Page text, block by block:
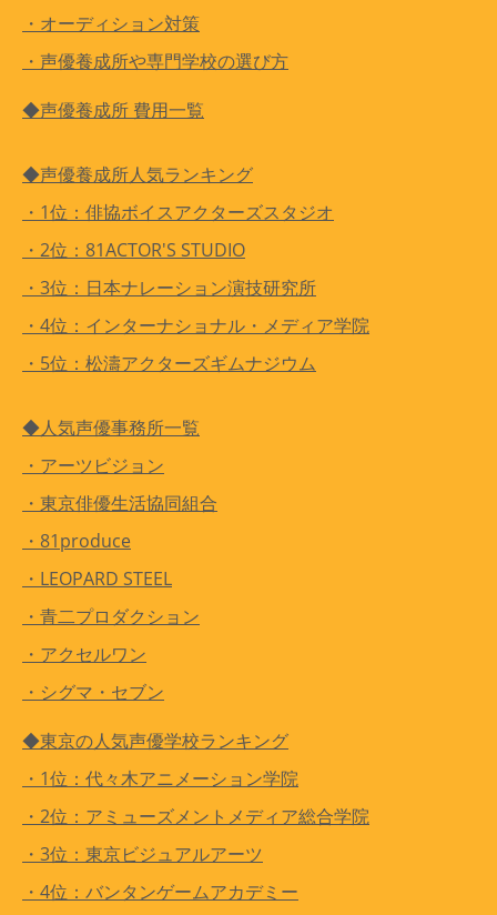
・オーディション対策
・声優養成所や専門学校の選び方
◆声優養成所 費用一覧
◆声優養成所人気ランキング
・1位：俳協ボイスアクターズスタジオ
・2位：81ACTOR'S STUDIO
・3位：日本ナレーション演技研究所
・4位：インターナショナル・メディア学院
・5位：松濤アクターズギムナジウム
◆人気声優事務所一覧
・アーツビジョン
・東京俳優生活協同組合
・81produce
・LEOPARD STEEL
・青二プロダクション
・アクセルワン
・シグマ・セブン
◆東京の人気声優学校ランキング
・1位：代々木アニメーション学院
・2位：アミューズメントメディア総合学院
・3位：東京ビジュアルアーツ
・4位：バンタンゲームアカデミー